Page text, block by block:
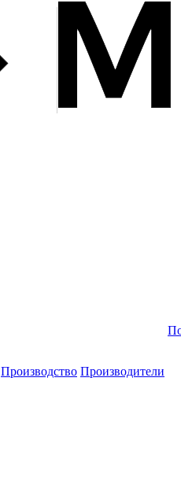
Производство Производители